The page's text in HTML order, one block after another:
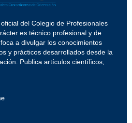
del Colegio de Profesionales
es técnico profesional y de
a divulgar los conocimientos
y prácticos desarrollados desde la
Publica artículos científicos,